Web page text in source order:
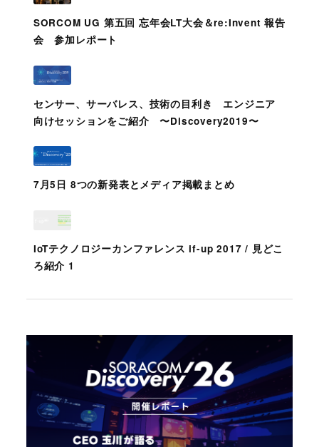
SORCOM UG 第五回 忘年会LT大会＆re:Invent 報告
会 参加レポート
センサー、サーバレス、技術の目利き エンジニア
向けセッションをご紹介 〜Discovery2019〜
7月5日 8つの新発表とメディア掲載まとめ
IoTテクノロジーカンファレンス if-up 2017 / 見どこ
ろ紹介 1